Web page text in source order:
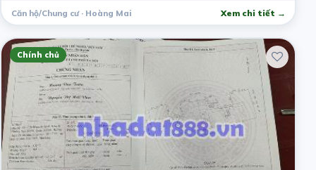
Căn hộ/Chung cư · Hoàng Mai Xem chi tiết →
Chính chủ